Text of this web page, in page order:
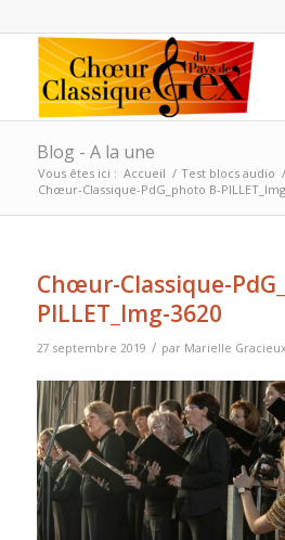
Blog - A la une
Vous êtes ici : Accueil / Test blocs audio /
Chœur-Classique-PdG_photo B-
Chœur-Classique-
PILLET_Img-3620
27 septembre 2019 / par Marielle Gracieux